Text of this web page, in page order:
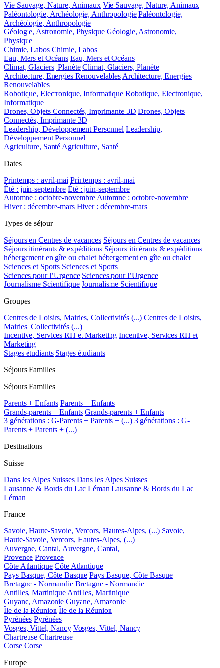
Vie Sauvage, Nature, Animaux Vie Sauvage, Nature, Animaux
Paléontologie, Archéologie, Anthropologie Paléontologie,
Archéologie, Anthropologie
Géologie, Astronomie, Physique Géologie, Astronomie,
Physique
Chimie, Labos Chimie, Labos
Eau, Mers et Océans Eau, Mers et Océans
Climat, Glaciers, Planète Climat, Glaciers, Planète
Architecture, Energies Renouvelables Architecture, Energies
Renouvelables
Robotique, Electronique, Informatique Robotique, Electronique,
Informatique
Drones, Objets Connectés, Imprimante 3D Drones, Objets
Connectés, Imprimante 3D
Leadership, Développement Personnel Leadership,
Développement Personnel
Agriculture, Santé Agriculture, Santé
Dates
Printemps : avril-mai Printemps : avril-mai
Été : juin-septembre Été : juin-septembre
Automne : octobre-novembre Automne : octobre-novembre
Hiver : décembre-mars Hiver : décembre-mars
Types de séjour
Séjours en Centres de vacances Séjours en Centres de vacances
Séjours itinérants & expéditions Séjours itinérants & expéditions
hébergement en gîte ou chalet hébergement en gîte ou chalet
Sciences et Sports Sciences et Sports
Sciences pour l’Urgence Sciences pour l’Urgence
Journalisme Scientifique Journalisme Scientifique
Groupes
Centres de Loisirs, Mairies, Collectivités (...) Centres de Loisirs,
Mairies, Collectivités (...)
Incentive, Services RH et Marketing Incentive, Services RH et
Marketing
Stages étudiants Stages étudiants
Séjours Familles
Séjours Familles
Parents + Enfants Parents + Enfants
Grands-parents + Enfants Grands-parents + Enfants
3 générations : G-Parents + Parents + (...) 3 générations : G-
Parents + Parents + (...)
Destinations
Suisse
Dans les Alpes Suisses Dans les Alpes Suisses
Lausanne & Bords du Lac Léman Lausanne & Bords du Lac
Léman
France
Savoie, Haute-Savoie, Vercors, Hautes-Alpes, (...) Savoie,
Haute-Savoie, Vercors, Hautes-Alpes, (...)
Auvergne, Cantal, Auvergne, Cantal,
Provence Provence
Côte Atlantique Côte Atlantique
Pays Basque, Côte Basque Pays Basque, Côte Basque
Bretagne - Normandie Bretagne - Normandie
Antilles, Martinique Antilles, Martinique
Guyane, Amazonie Guyane, Amazonie
Île de la Réunion Île de la Réunion
Pyrénées Pyrénées
Vosges, Vittel, Nancy Vosges, Vittel, Nancy
Chartreuse Chartreuse
Corse Corse
Europe